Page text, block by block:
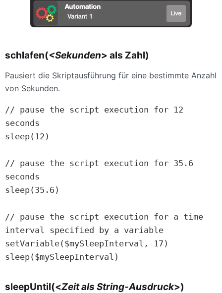
schlafen(<Sekunden> als Zahl)
Pausiert die Skriptausführung für eine bestimmte Anzahl
von Sekunden.
// pause the script execution for 12
seconds
sleep(12)
// pause the script execution for 35.6
seconds
sleep(35.6)
// pause the script execution for a time
interval specified by a variable
setVariable($mySleepInterval, 17)
sleep($mySleepInterval)
sleepUntil(<Zeit als String-Ausdruck>)